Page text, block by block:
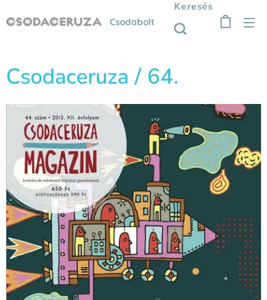
Csodabolt
Keresés
Csodaceruza / 64.